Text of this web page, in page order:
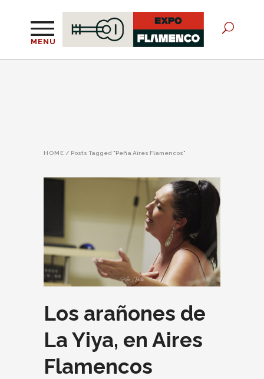
MENU
HOME / Posts Tagged "Peña Aires Flamencos"
Los arañones de
La Yiya, en Aires
Flamencos